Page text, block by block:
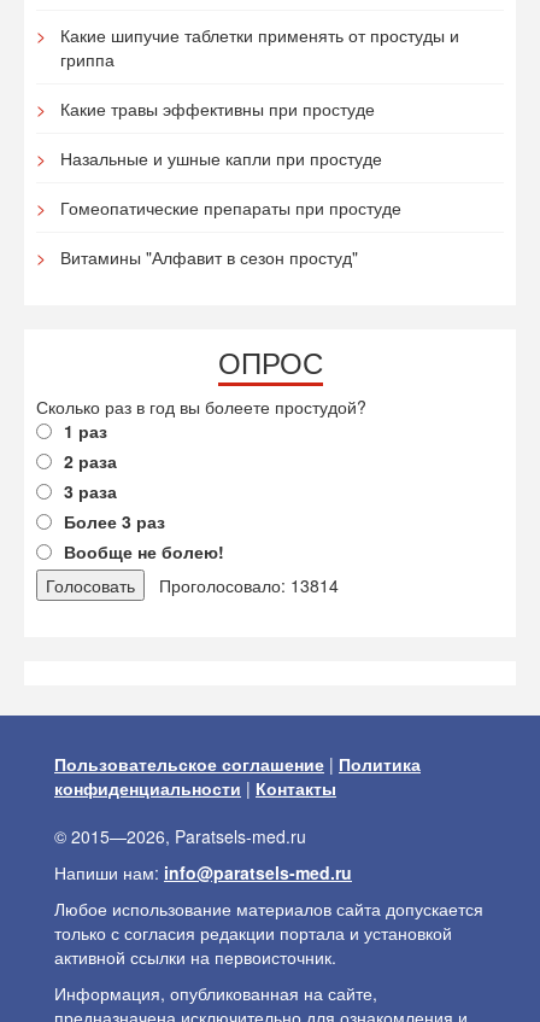
Какие шипучие таблетки применять от простуды и
гриппа
Какие травы эффективны при простуде
Назальные и ушные капли при простуде
Гомеопатические препараты при простуде
Витамины "Алфавит в сезон простуд"
ОПРОС
Сколько раз в год вы болеете простудой?
1 раз
2 раза
3 раза
Более 3 раз
Вообще не болею!
Проголосовало: 13814
Пользовательское соглашение | Политика
конфиденциальности | Контакты
© 2015—2026, Paratsels-med.ru
Напиши нам: info@paratsels-med.ru
Любое использование материалов сайта допускается
только с согласия редакции портала и установкой
активной ссылки на первоисточник.
Информация, опубликованная на сайте,